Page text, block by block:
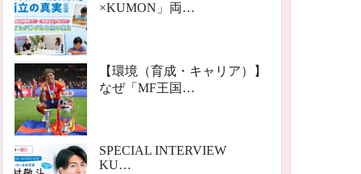
×KUMON」両…
【環境（育成・キャリア）】
なぜ「MF王国…
SPECIAL INTERVIEW
KU…